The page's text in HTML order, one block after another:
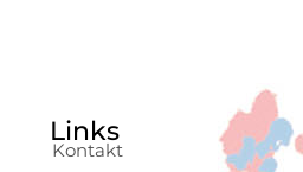
Links
Kontakt